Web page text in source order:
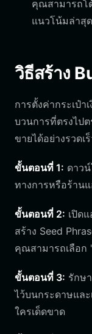
คุณสามารถโ
แนวโน้มล่าสุ
วิธีสร้าง
การตั้งค่ากระเป๋
บวนการที่ตรงไป
ขายได้อย่างรวดเ
ขั้นตอนที่ 1: ดาว
ทางการหรือร้าน
ขั้นตอนที่ 2: เปิด
สร้าง Seed
คุณสามารถเลือก
ขั้นตอนที่ 3: รักษ
ไว้บนกระดาษแล
ใครเด็ดขาด